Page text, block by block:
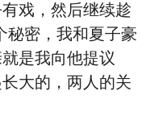
戏，然后继续趁
秘密，我和夏子豪
是我向他提议
大的，两人的关